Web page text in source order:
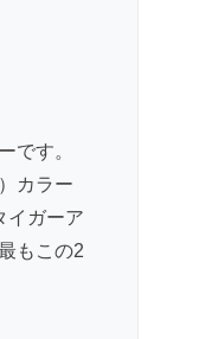
です。
カラー
イガーア
もこの2